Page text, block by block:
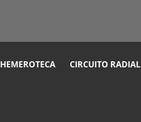
HEMEROTECA CIRCUITO RADIAL